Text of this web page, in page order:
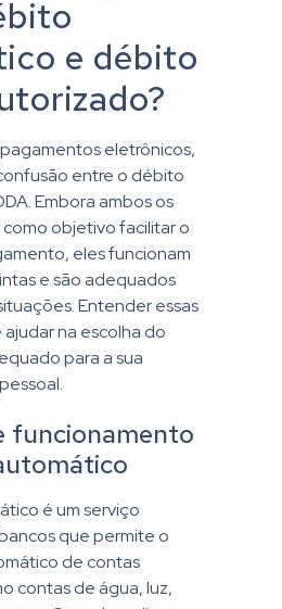
e débito
eletrônicos,
entre o débito
Embora ambos os
objetivo facilitar o
eles funcionam
e são adequados
Entender essas
na escolha do
para a sua
funcionamento
é um serviço
que permite o
de contas
contas de água, luz,